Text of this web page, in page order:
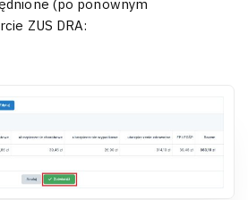
(po ponownym
ZUS DRA: